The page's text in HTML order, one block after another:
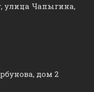
улица Чапыгина,
дом 2